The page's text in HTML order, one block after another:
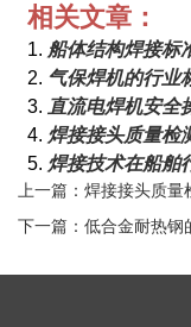
相关文章：
1. 船体结构焊接标
2. 气保焊机的行业
3. 直流电焊机安全
4. 焊接接头质量检
5. 焊接技术在船舶
上一篇：焊接接头质量
下一篇：低合金耐热钢